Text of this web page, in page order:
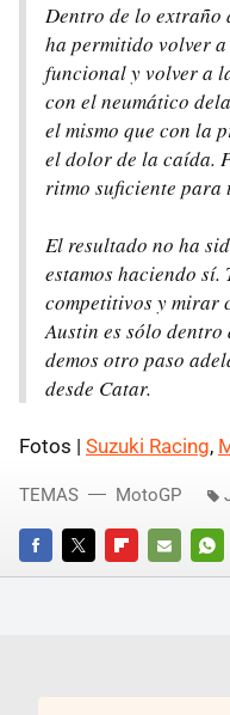
Dentro de lo extraño
ha permitido volver
funcional y volver a
con el neumático
el mismo que con la
el dolor de la caída.
ritmo suficiente para
El resultado no ha
estamos haciendo sí.
competitivos y mirar
Austin es sólo dentro
demos otro paso
desde Catar.
Fotos | Suzuki Racing,
FACEBOOKTWITTERFLIPBOARD
E-
TEMAS MotoGP